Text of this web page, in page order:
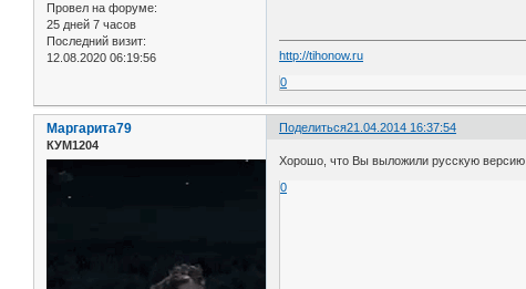
Провел на форуме:
25 дней 7 часов
Последний визит:
12.08.2020 06:19:56
http://tihonow.ru
0
Поделиться21.04.2014 16:37:54
Маргарита79
КУМ1204
Хорошо, что Вы выложили русскую версию
0